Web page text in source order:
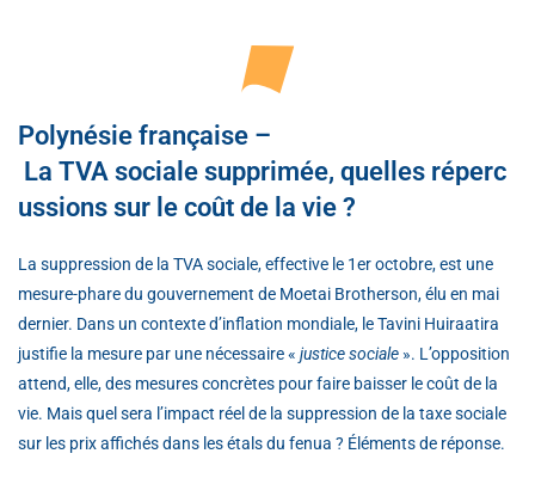
Polynésie française –
La TVA sociale supprimée, quelles réperc
ussions sur le coût de la vie ?
La suppression de la TVA sociale, effective le 1er octobre, est une
mesure-phare du gouvernement de Moetai Brotherson, élu en mai
dernier. Dans un contexte d’inflation mondiale, le Tavini Huiraatira
justifie la mesure par une nécessaire « justice sociale ». L’opposition
attend, elle, des mesures concrètes pour faire baisser le coût de la
vie. Mais quel sera l’impact réel de la suppression de la taxe sociale
sur les prix affichés dans les étals du fenua ? Éléments de réponse.